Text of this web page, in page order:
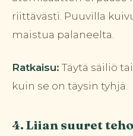
riittävästi. Puuvilla
maistua palaneelta.
Ratkaisu: Täytä säiliö
kuin se on täysin tyhjä.
4. Liian suuret